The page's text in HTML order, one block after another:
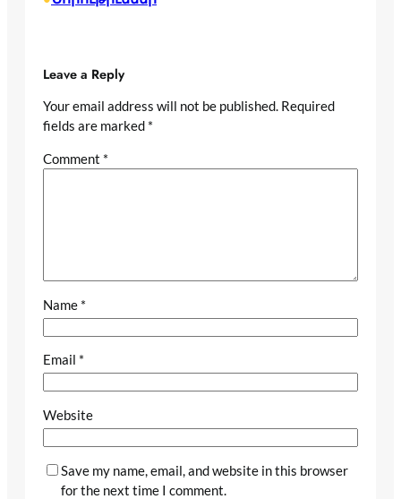
Leave a Reply
Your email address will not be published. Required
fields are marked *
Comment *
Name *
Email *
Website
Save my name, email, and website in this browser
for the next time I comment.